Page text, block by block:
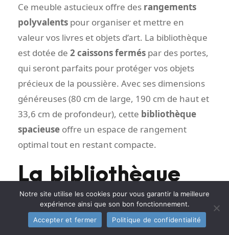
Ce meuble astucieux offre des rangements
polyvalents pour organiser et mettre en
valeur vos livres et objets d’art. La bibliothèque
est dotée de 2 caissons fermés par des portes,
qui seront parfaits pour protéger vos objets
précieux de la poussière. Avec ses dimensions
généreuses (80 cm de large, 190 cm de haut et
33,6 cm de profondeur), cette bibliothèque
spacieuse offre un espace de rangement
optimal tout en restant compacte.
La bibliothèque
en bois vintage
Quilda : élégance
Notre site utilise les cookies pour vous garantir la meilleure
expérience ainsi que son bon fonctionnement.
Accepter et fermer
Politique de confidentialité